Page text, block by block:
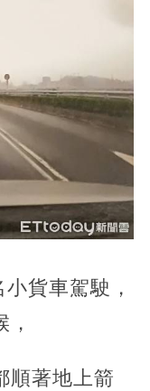
貨車駕駛，
順著地上箭